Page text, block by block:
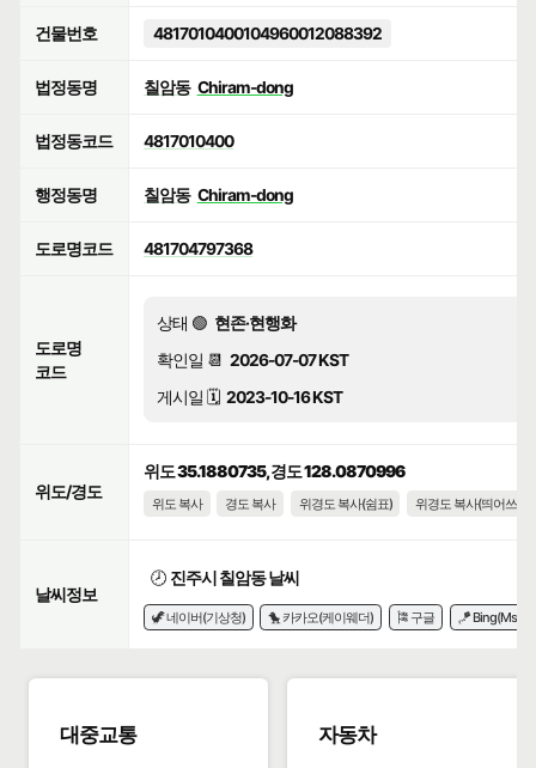
건물번호 4817010400104960012088392
법정동명 칠암동 Chiram-dong
법정동코드 4817010400
행정동명 칠암동 Chiram-dong
도로명코드 481704797368
도로명
코드
상태 🟢 현존·현행화
확인일 📆 2026-07-07 KST
게시일 🗓️ 2023-10-16 KST
위도/경도
위도 35.1880735, 경도 128.0870996
위도 복사 경도 복사 위경도 복사(쉼표) 위경도 복사(띄어쓰기)
날씨정보
🕗 진주시 칠암동 날씨
🦖 네이버(기상청) 🐤 카카오(케이웨더) 🎏 구글 🪁 Bing(Msn)
대중교통
자동차